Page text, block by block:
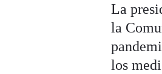
La
la
los